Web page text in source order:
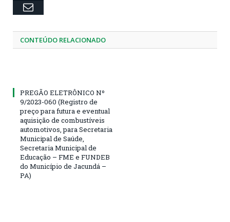
Email
CONTEÚDO RELACIONADO
PREGÃO ELETRÔNICO Nº
9/2023-060 (Registro de
preço para futura e eventual
aquisição de combustíveis
automotivos, para Secretaria
Municipal de Saúde,
Secretaria Municipal de
Educação – FME e FUNDEB
do Município de Jacundá –
PA)